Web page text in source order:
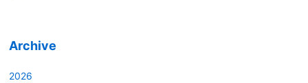
Archive
2026